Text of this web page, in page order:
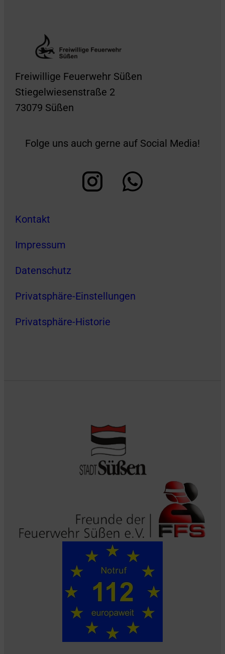
Freiwillige Feuerwehr Süßen
Stiegelwiesenstraße 2
73079 Süßen
Folge uns auch gerne auf Social Media!
Kontakt
Impressum
Datenschutz
Privatsphäre-Einstellungen
Privatsphäre-Historie